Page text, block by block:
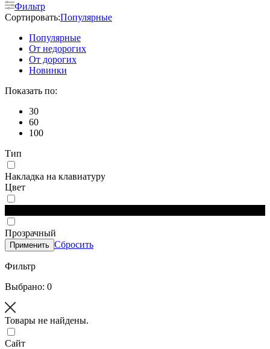
Фильтр
Сортировать:Популярные
Популярные
От недорогих
От дорогих
Новинки
Показать по:
30
60
100
Тип
Накладка на клавиатуру
Цвет
Прозрачный
Применить Сбросить
Фильтр
Выбрано: 0
Товары не найдены.
Сайт